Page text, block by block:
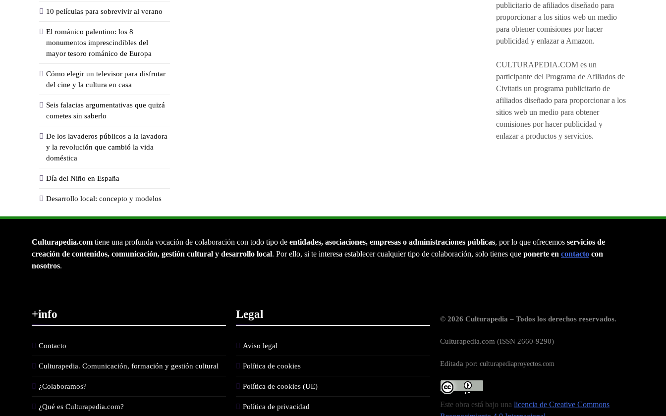
10 películas para sobrevivir al verano
El románico palentino: los 8
monumentos imprescindibles del
mayor tesoro románico de Europa
Cómo elegir un televisor para disfrutar
del cine y la cultura en casa
Seis falacias argumentativas que quizá
cometes sin saberlo
De los lavaderos públicos a la lavadora
y la revolución que cambió la vida
doméstica
Día del Niño en España
Desarrollo local: concepto y modelos
publicitario de afiliados diseñado para
proporcionar a los sitios web un medio
para obtener comisiones por hacer
publicidad y enlazar a Amazon.
CULTURAPEDIA.COM es un
participante del Programa de Afiliados de
Civitatis un programa publicitario de
afiliados diseñado para proporcionar a los
sitios web un medio para obtener
comisiones por hacer publicidad y
enlazar a productos y servicios.
Culturapedia.com tiene una profunda vocación de colaboración con todo tipo de entidades, asociaciones, empresas o administraciones públicas, por lo que ofrecemos servicios de
creación de contenidos, comunicación, gestión cultural y desarrollo local. Por ello, si te interesa establecer cualquier tipo de colaboración, solo tienes que ponerte en contacto con
nosotros.
+info
Contacto
Culturapedia. Comunicación, formación y gestión cultural
¿Colaboramos?
¿Qué es Culturapedia.com?
Legal
Aviso legal
Política de cookies
Política de cookies (UE)
Política de privacidad
© 2026 Culturapedia – Todos los derechos reservados.
Culturapedia.com (ISSN 2660-9290)
Editada por: culturapediaproyectos.com
Este obra está bajo una licencia de Creative Commons